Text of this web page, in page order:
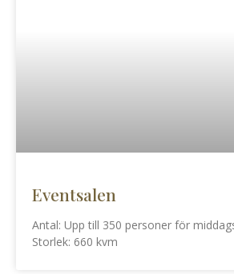
Eventsalen
Antal: Upp till 350 personer för
Storlek: 660 kvm